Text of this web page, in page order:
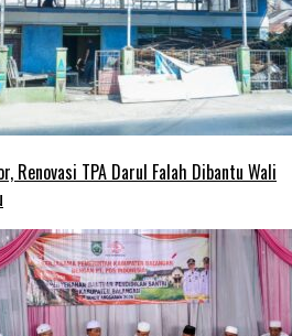
Renovasi TPA Darul Falah Dibantu Wali